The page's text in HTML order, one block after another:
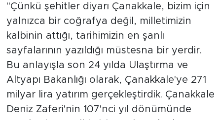
"Çünkü şehitler diyarı Çanakkale, bizim için
yalnızca bir coğrafya değil, milletimizin
kalbinin attığı, tarihimizin en şanlı
sayfalarının yazıldığı müstesna bir yerdir.
Bu anlayışla son 24 yılda Ulaştırma ve
Altyapı Bakanlığı olarak, Çanakkale'ye 271
milyar lira yatırım gerçekleştirdik. Çanakkale
Deniz Zaferi'nin 107'nci yıl dönümünde